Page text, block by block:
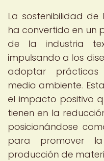
La sostenibilidad de
ha convertido en un
de la industria
impulsando a los
adoptar
medio ambiente.
el impacto positivo
tienen en la
posicionándose
para promover
producción de